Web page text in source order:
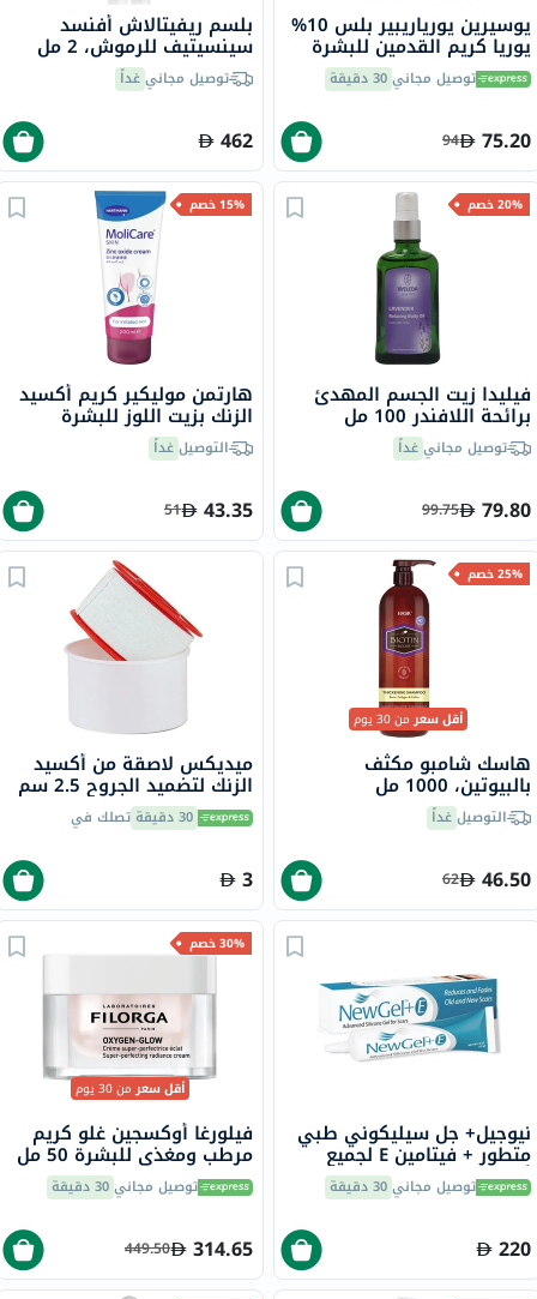
يوسيرين يورياريبير بلس 10%
يوريا كريم القدمين للبشرة
الجافة والخشنة 100 مل
توصيل مجاني30 دقيقة
75.20
94
بلسم ريفيتالاش أفنسد
سينسيتيف للرموش، 2 مل
توصيل مجانيغداً
462
20% خصم
فيليدا زيت الجسم المهدئ
برائحة اللافندر 100 مل
توصيل مجانيغداً
79.80
99.75
15% خصم
هارتمن موليكير كريم أكسيد
الزنك بزيت اللوز للبشرة
المتهيجة، 200 مل
التوصيلغداً
43.35
51
25% خصم
أقل سعرمن 30 يوم
هاسك شامبو مكثف
بالبيوتين، 1000 مل
التوصيلغداً
46.50
62
ميديكس لاصقة من أكسيد
الزنك لتضميد الجروح 2.5 سم
× 5 متر حزمة من 1 30 دقيقة تصلك في
3
نيوجيل+ جل سيليكوني طبي
متطور + فيتامين E لجميع
أنواع الندبات 15 جرام
توصيل مجاني30 دقيقة
220
30% خصم
أقل سعرمن 30 يوم
فيلورغا أوكسجين غلو كريم
مرطب ومغذي للبشرة 50 مل
توصيل مجاني30 دقيقة
314.65
449.50